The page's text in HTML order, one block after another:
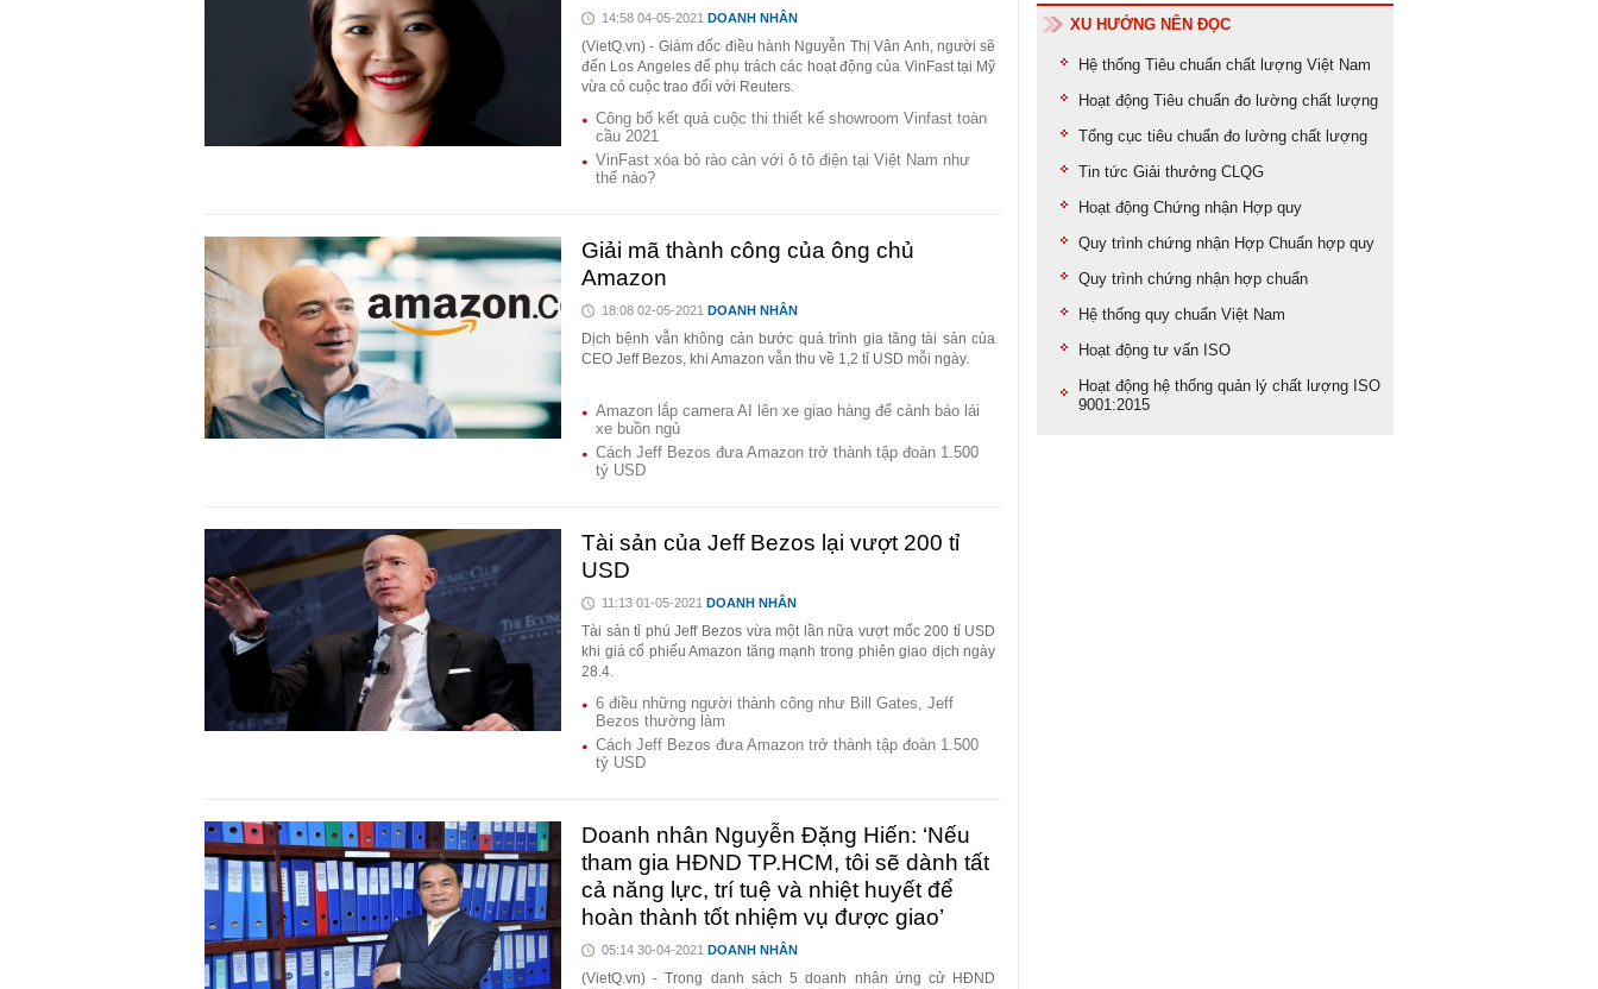
14:58 04-05-2021 DOANH NHÂN
(VietQ.vn) - Giám đốc điều hành Nguyễn Thị Vân Anh, người sẽ
đến Los Angeles để phụ trách các hoạt động của VinFast tại Mỹ
vừa có cuộc trao đổi với Reuters.
Công bố kết quả cuộc thi thiết kế showroom Vinfast toàn
cầu 2021
VinFast xóa bỏ rào cản với ô tô điện tại Việt Nam như
thế nào?
Giải mã thành công của ông chủ
Amazon
18:08 02-05-2021 DOANH NHÂN
Dịch bệnh vẫn không cản bước quá trình gia tăng tài sản của
CEO Jeff Bezos, khi Amazon vẫn thu về 1,2 tỉ USD mỗi ngày.
Amazon lắp camera AI lên xe giao hàng để cảnh báo lái
xe buồn ngủ
Cách Jeff Bezos đưa Amazon trở thành tập đoàn 1.500
tỷ USD
Tài sản của Jeff Bezos lại vượt 200 tỉ
USD
11:13 01-05-2021 DOANH NHÂN
Tài sản tỉ phú Jeff Bezos vừa một lần nữa vượt mốc 200 tỉ USD
khi giá cổ phiếu Amazon tăng mạnh trong phiên giao dịch ngày
28.4.
6 điều những người thành công như Bill Gates, Jeff
Bezos thường làm
Cách Jeff Bezos đưa Amazon trở thành tập đoàn 1.500
tỷ USD
Doanh nhân Nguyễn Đặng Hiến: ‘Nếu
tham gia HĐND TP.HCM, tôi sẽ dành tất
cả năng lực, trí tuệ và nhiệt huyết để
hoàn thành tốt nhiệm vụ được giao’
05:14 30-04-2021 DOANH NHÂN
(VietQ.vn) - Trong danh sách 5 doanh nhân ứng cử HĐND
XU HƯỚNG NÊN ĐỌC
Hệ thống Tiêu chuẩn chất lượng Việt Nam
Hoạt động Tiêu chuẩn đo lường chất lượng
Tổng cục tiêu chuẩn đo lường chất lượng
Tin tức Giải thưởng CLQG
Hoạt động Chứng nhận Hợp quy
Quy trình chứng nhận Hợp Chuẩn hợp quy
Quy trình chứng nhận hợp chuẩn
Hệ thống quy chuẩn Việt Nam
Hoạt động tư vấn ISO
Hoạt động hệ thống quản lý chất lượng ISO
9001:2015